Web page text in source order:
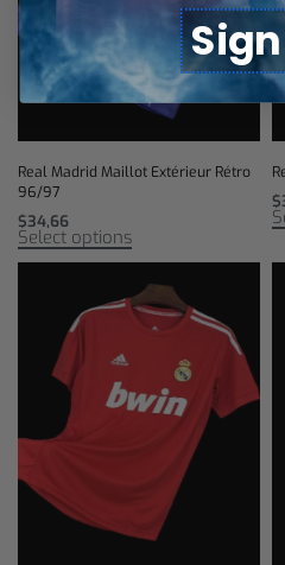
Real Madrid Maillot Extérieur Rétro
96/97
$34,66
Select options
$